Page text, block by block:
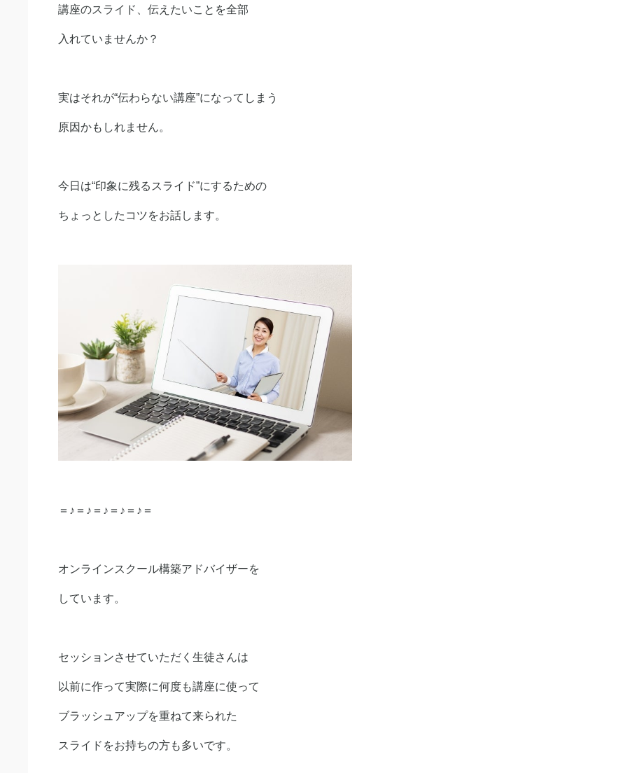
講座のスライド、伝えたいことを全部
入れていませんか？
実はそれが“伝わらない講座”になってしまう
原因かもしれません。
今日は“印象に残るスライド”にするための
ちょっとしたコツをお話します。
＝♪＝♪＝♪＝♪＝♪＝
オンラインスクール構築アドバイザーを
しています。
セッションさせていただく生徒さんは
以前に作って実際に何度も講座に使って
ブラッシュアップを重ねて来られた
スライドをお持ちの方も多いです。